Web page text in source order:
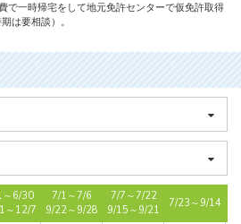
で一時帰宅をして地元免許センターで仮免許取得
は要相談）。
～6/30
～12/7
7/1～7/6
9/22～9/28
7/7～7/22
9/15～9/21
7/23～9/14